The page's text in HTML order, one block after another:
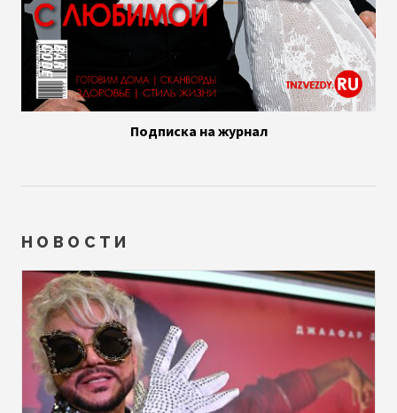
Подписка на журнал
НОВОСТИ